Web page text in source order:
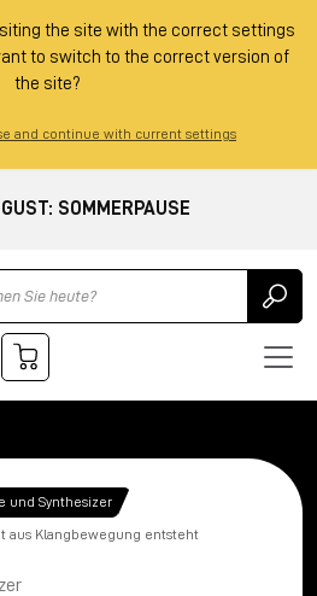
the site with the correct settings
to switch to the correct version of
the site?
and continue with current settings
SOMMERPAUSE
und Synthesizer
aus Klangbewegung entsteht